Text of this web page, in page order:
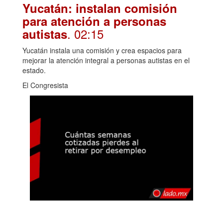
Yucatán: instalan comisión
para atención a personas
autistas. 02:15
Yucatán instala una comisión y crea espacios para
mejorar la atención integral a personas autistas en el
estado.
El Congresista